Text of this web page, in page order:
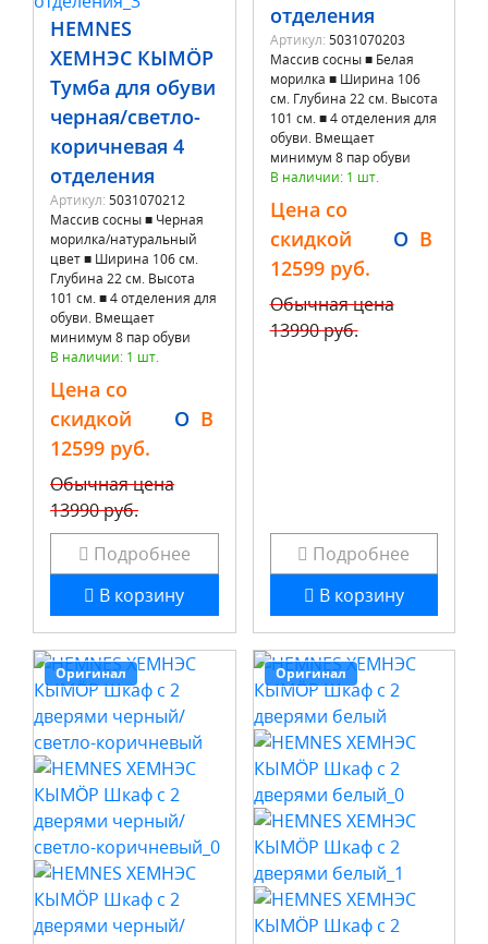
HEMNES
ХЕМНЭС КЫМÖР
Тумба для обуви
черная/светло-
коричневая 4
отделения
Артикул: 5031070212
Массив сосны ■ Черная
морилка/натуральный
цвет ■ Ширина 106 см.
Глубина 22 см. Высота
101 см. ■ 4 отделения для
обуви. Вмещает
минимум 8 пар обуви
В наличии: 1 шт.
Цена со
скидкой
12599 руб.
O B
Обычная цена
13990 руб.
Подробнее
В корзину
отделения
Артикул: 5031070203
Массив сосны ■ Белая
морилка ■ Ширина 106
см. Глубина 22 см. Высота
101 см. ■ 4 отделения для
обуви. Вмещает
минимум 8 пар обуви
В наличии: 1 шт.
Цена со
скидкой
12599 руб.
O B
Обычная цена
13990 руб.
Подробнее
В корзину
Оригинал Оригинал